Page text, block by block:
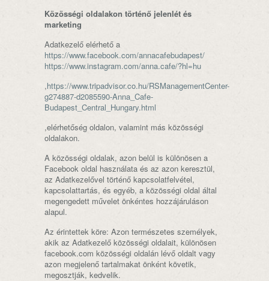
Közösségi oldalakon történő jelenlét és
marketing
Adatkezelő elérhető a
https://www.facebook.com/annacafebudapest/
https://www.instagram.com/anna.cafe/?hl=hu
,https://www.tripadvisor.co.hu/RSManagementCenter-
g274887-d2085590-Anna_Cafe-
Budapest_Central_Hungary.html
,elérhetőség oldalon, valamint más közösségi
oldalakon.
A közösségi oldalak, azon belül is különösen a
Facebook oldal használata és az azon keresztül,
az Adatkezelővel történő kapcsolatfelvétel,
kapcsolattartás, és egyéb, a közösségi oldal által
megengedett művelet önkéntes hozzájáruláson
alapul.
Az érintettek köre: Azon természetes személyek,
akik az Adatkezelő közösségi oldalait, különösen
facebook.com közösségi oldalán lévő oldalt vagy
azon megjelenő tartalmakat önként követik,
megosztják, kedvelik.